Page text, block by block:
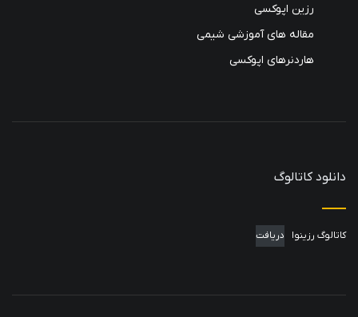
رزین اپوکسی
مقاله های آموزشی شیمی
هاردنرهای اپوکسی
دانلود کاتالوگ
کاتالوگ رزینوا دریافت